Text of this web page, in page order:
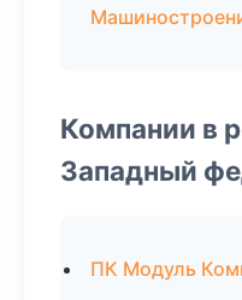
Компании в
Западный
ПК Модуль